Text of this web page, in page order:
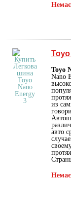
Toyo
Nano
из
авто